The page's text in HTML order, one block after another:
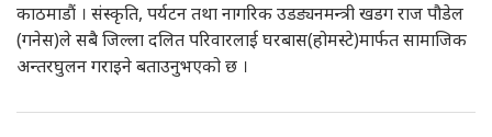
काठमाडौं । संस्कृति, पर्यटन तथा नागरिक उडड्यनमन्त्री खडग राज पौडेल
(गनेस)ले सबै जिल्ला दलित परिवारलाई घरबास(होमस्टे)मार्फत सामाजिक
अन्तरघुलन गराइने बताउनुभएको छ ।